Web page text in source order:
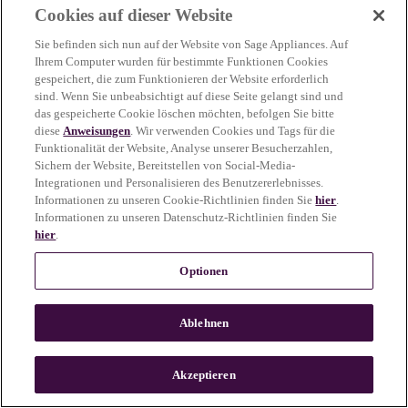
more information)
n
Cookies auf dieser Website
Sie befinden sich nun auf der Website von Sage Appliances. Auf
Ihrem Computer wurden für bestimmte Funktionen Cookies
gespeichert, die zum Funktionieren der Website erforderlich
sind. Wenn Sie unbeabsichtigt auf diese Seite gelangt sind und
das gespeicherte Cookie löschen möchten, befolgen Sie bitte
dieseAnweisungen. Wir verwenden Cookies und Tags für die
Funktionalität der Website, Analyse unserer Besucherzahlen,
Sichern der Website, Bereitstellen von Social-Media-
Integrationen und Personalisieren des Benutzererlebnisses.
Informationen zu unseren Cookie-Richtlinien finden Siehier.
Informationen zu unseren Datenschutz-Richtlinien finden Sie
hier.
Optionen
Ablehnen
Akzeptieren